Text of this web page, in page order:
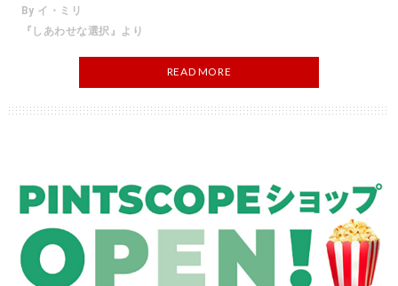
By イ・ミリ
『しあわせな選択』より
READ MORE